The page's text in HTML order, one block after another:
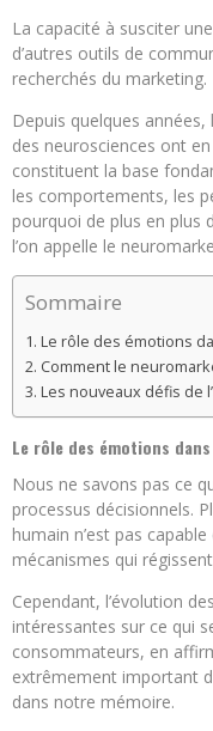
La capacité à susciter
d’autres outils de
recherchés du marketing.
Depuis quelques
des neurosciences ont
constituent la base
les comportements, les
pourquoi de plus en plus
l’on appelle le
Sommaire
Le rôle des émotions
Comment le
Les nouveaux défis de
Le rôle des émotions
Nous ne savons pas ce
processus décisionnels.
humain n’est pas
mécanismes qui
Cependant, l’évolution
intéressantes sur ce qui
consommateurs, en
extrêmement important
dans notre mémoire.